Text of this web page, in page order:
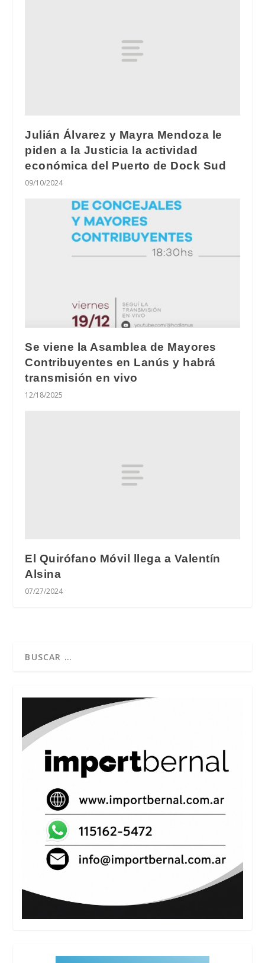
Julián Álvarez y Mayra Mendoza le
piden a la Justicia la actividad
económica del Puerto de Dock Sud
09/10/2024
Se viene la Asamblea de Mayores
Contribuyentes en Lanús y habrá
transmisión en vivo
12/18/2025
El Quirófano Móvil llega a Valentín
Alsina
07/27/2024